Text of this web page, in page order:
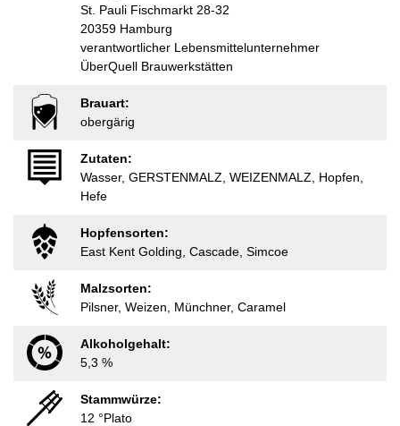
St. Pauli Fischmarkt 28-32
20359 Hamburg
verantwortlicher Lebensmittelunternehmer
ÜberQuell Brauwerkstätten
Brauart:
obergärig
Zutaten:
Wasser, GERSTENMALZ, WEIZENMALZ, Hopfen,
Hefe
Hopfensorten:
East Kent Golding, Cascade, Simcoe
Malzsorten:
Pilsner, Weizen, Münchner, Caramel
Alkoholgehalt:
5,3 %
Stammwürze:
12 °Plato